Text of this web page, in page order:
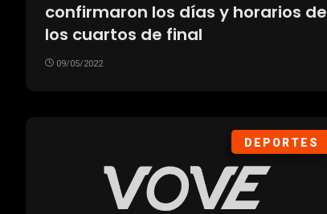
confirmaron los días y horarios de
los cuartos de final
09/05/2022
DEPORTES